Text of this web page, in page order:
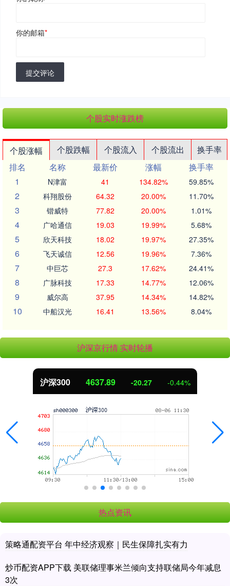
你的邮箱*
提交评论
个股实时涨跌榜
个股涨幅 个股跌幅 个股流入 个股流出
换手率
排名
名称 最新价 涨幅
换手率
1
N津富 41 134.82% 59.85%
2 科翔股份 64.32 20.00% 11.70%
3 锴威特 77.82 20.00% 1.01%
4 广哈通信 19.03 19.99% 5.68%
5 欣天科技 18.02 19.97% 27.35%
6 飞天诚信 12.56 19.96% 7.36%
7 中巨芯 27.3 17.62% 24.41%
8 广脉科技 17.33 14.77% 12.06%
9 威尔高 37.95 14.34% 14.82%
10 中船汉光 16.41 13.56% 8.04%
沪深京行情 实时轮播
沪深300 4637.89 -20.27 -0.44%
热点资讯
策略通配资平台 年中经济观察｜民生保障扎实有力
炒币配资APP下载 美联储理事米兰倾向支持联储局今年减息
3次